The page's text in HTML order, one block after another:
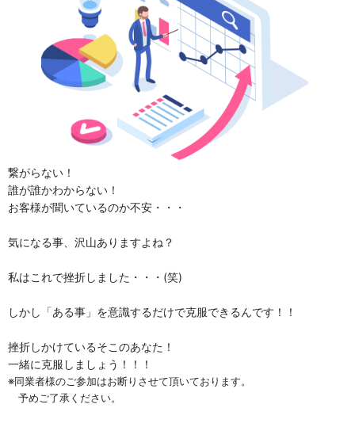
繋がらない！
誰が誰かわからない！
お客様が聞いているのか不安・・・
気になる事、沢山ありますよね？
私はこれで挫折しました・・・(笑)
しかし「ある事」を意識するだけで克服できるんです！！
挫折しかけているそこのあなた！
一緒に克服しましょう！！！
※同業者様のご参加はお断りさせて頂いております。
予めご了承ください。